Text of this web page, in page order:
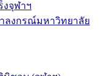
จุฬาฯ
ลงกรณ์มหาวิทยาลัย